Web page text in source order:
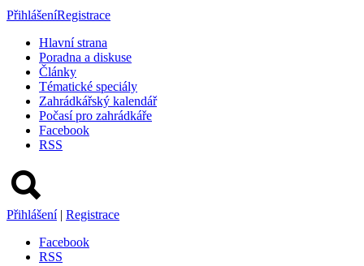
PřihlášeníRegistrace
Hlavní strana
Poradna a diskuse
Články
Tématické speciály
Zahrádkářský kalendář
Počasí pro zahrádkáře
Facebook
RSS
Přihlášení | Registrace
Facebook
RSS